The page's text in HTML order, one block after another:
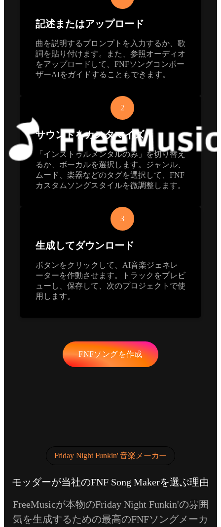
記述またはアップロード
曲を説明するプロンプトを入力するか、歌
詞を貼り付けます。また、参照オーディオ
をアップロードして、FNFソングコンポー
ザーAIをガイドすることもできます。
2
サウンドをカスタマイズ
「インストゥルメンタルのみ」を切り替え
るか、ボーカルを選択します。ジャンル、
ムード、楽器などのタグを選択して、FNF
カスタムソングスタイルを微調整します。
3
生成してダウンロード
ボタンをクリックして、AI音楽ジェネレ
ーターを作動させます。トラックをプレビ
ューし、保存して、次のプロジェクトで使
用します。
FNFソングを作成
Friday Night Funkin' 音楽メーカー
モッダーが当社のFNF Song Makerを選ぶ理由
FreeMusicが本物のFriday Night Funkin'の雰囲
気を生成するための最高のFNFソングメーカ